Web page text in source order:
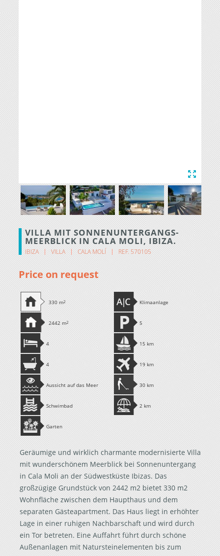
VILLA MIT SONNENUNTERGANGS-
MEERBLICK IN CALA MOLI, IBIZA.
IBIZA VILLA CALA MOLÍ REF. 570105
Price on request
330 m2
2442 m2
4
4
Aussicht auf das Meer
Schwimbad
Garten
Klimaanlage
5
15 km
19 km
30 km
2 km
Geräumige und wirklich charmante modernisierte Villa
mit wunderschönem Meerblick bei Sonnenuntergang
in Cala Moli an der Südwestküste Ibizas. Das
großzügige Grundstück von 2442 m2 bietet 330 m2
Wohnfläche zwischen dem Haupthaus und dem
separaten Gästeapartment. Das Haus liegt in erhöhter
Lage in einer ruhigen Nachbarschaft und wird durch
ein Tor betreten. Eine Auffahrt führt durch schöne
Außenanlagen mit Natursteinelementen bis zum